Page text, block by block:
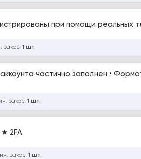
при помощи реальных
заказ: 1 шт.
частично заполнен •
заказ: 1 шт.
2FA
заказ: 1 шт.